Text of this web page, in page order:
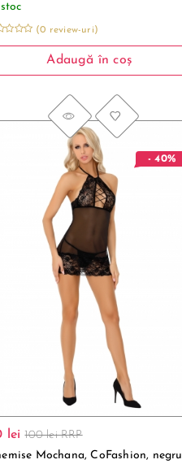
(0 review-uri)
Adaugă în coș
- 40%
lei 100 lei RRP
Mochana, CoFashion, negru